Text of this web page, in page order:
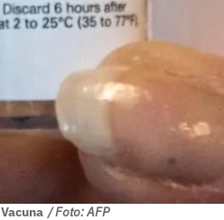
Vacuna / Foto: AFP